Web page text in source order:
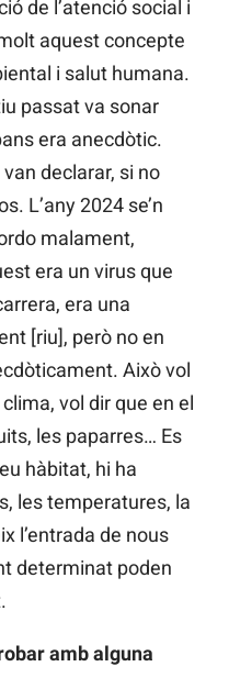
de l’atenció social i
aquest concepte
i salut humana.
passat va sonar
era anecdòtic.
van declarar, si no
L’any 2024 se’n
malament,
era un virus que
era una
[riu], però no en
Això vol
vol dir que en el
les paparres… Es
hàbitat, hi ha
les temperatures, la
l’entrada de nous
determinat poden
amb alguna